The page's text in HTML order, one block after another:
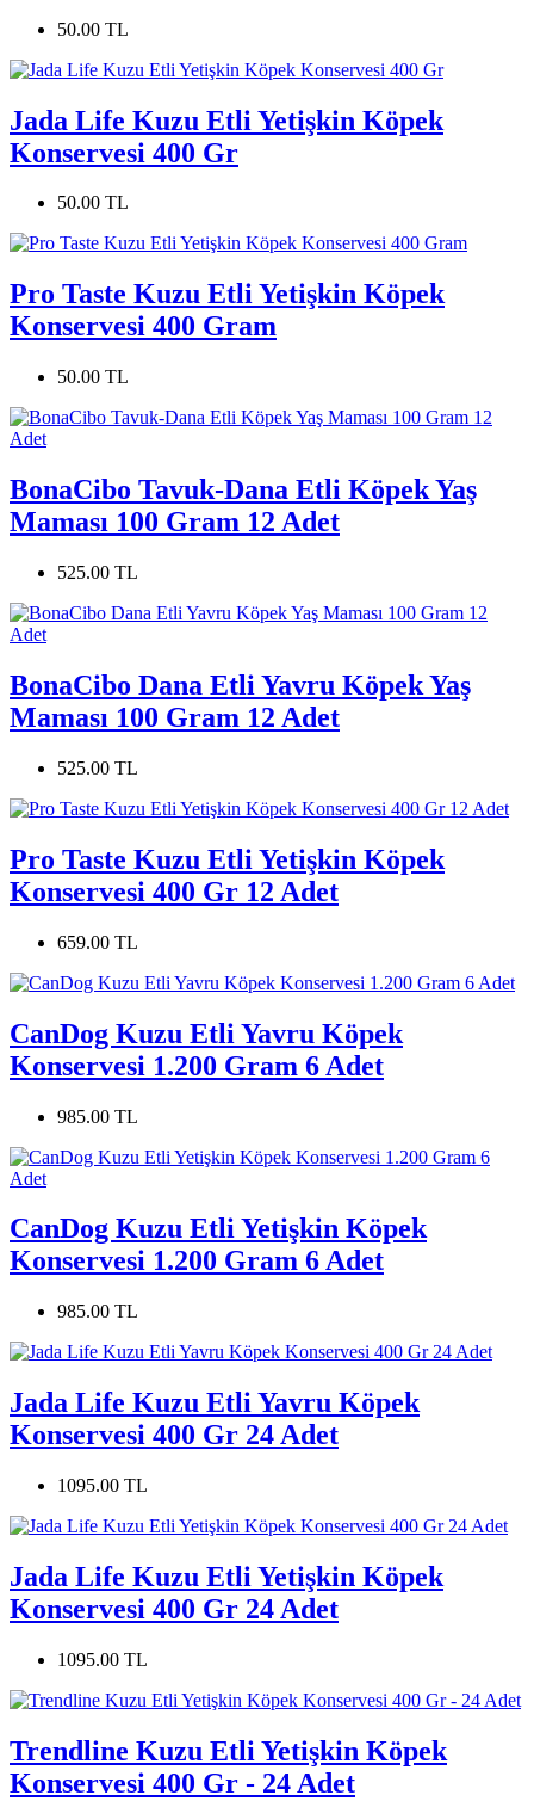
50.00 TL
Jada Life Kuzu Etli Yetişkin Köpek
Konservesi 400 Gr
50.00 TL
Pro Taste Kuzu Etli Yetişkin Köpek
Konservesi 400 Gram
50.00 TL
BonaCibo Tavuk-Dana Etli Köpek Yaş
Maması 100 Gram 12 Adet
525.00 TL
BonaCibo Dana Etli Yavru Köpek Yaş
Maması 100 Gram 12 Adet
525.00 TL
Pro Taste Kuzu Etli Yetişkin Köpek
Konservesi 400 Gr 12 Adet
659.00 TL
CanDog Kuzu Etli Yavru Köpek
Konservesi 1.200 Gram 6 Adet
985.00 TL
CanDog Kuzu Etli Yetişkin Köpek
Konservesi 1.200 Gram 6 Adet
985.00 TL
Jada Life Kuzu Etli Yavru Köpek
Konservesi 400 Gr 24 Adet
1095.00 TL
Jada Life Kuzu Etli Yetişkin Köpek
Konservesi 400 Gr 24 Adet
1095.00 TL
Trendline Kuzu Etli Yetişkin Köpek
Konservesi 400 Gr - 24 Adet